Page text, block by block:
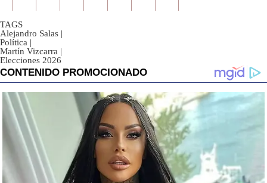
TAGS
Alejandro Salas |
Política |
Martín Vizcarra |
Elecciones 2026